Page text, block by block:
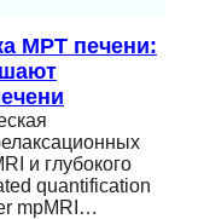
МРТ печени:
и глубокого
quantification
mpMRI…